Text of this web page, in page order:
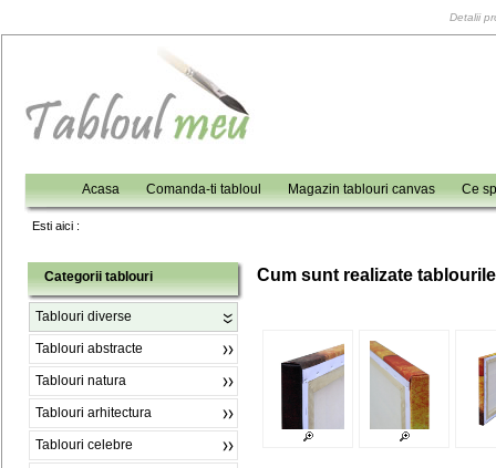
Detalii
Acasa Comanda-ti tabloul Magazin tablouri canvas Ce
Esti aici :
Categorii tablouri
Tablouri diverse
Tablouri abstracte
Tablouri natura
Tablouri arhitectura
Tablouri celebre
Cum sunt realizate